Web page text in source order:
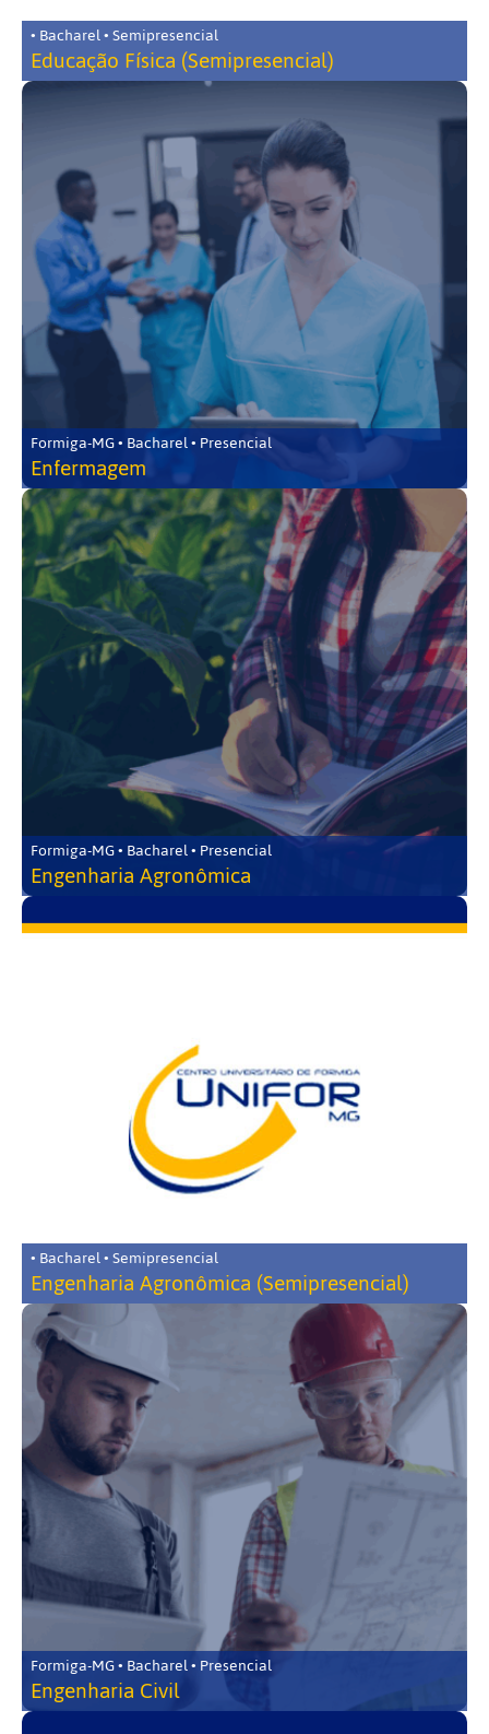
• Bacharel • Semipresencial
Educação Física (Semipresencial)
Formiga-MG • Bacharel • Presencial
Enfermagem
Formiga-MG • Bacharel • Presencial
Engenharia Agronômica
• Bacharel • Semipresencial
Engenharia Agronômica (Semipresencial)
Formiga-MG • Bacharel • Presencial
Engenharia Civil